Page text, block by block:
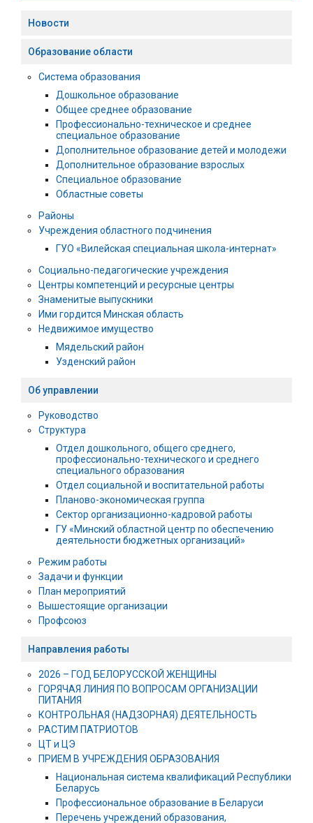
Новости
Образование области
Система образования
Дошкольное образование
Общее среднее образование
Профессионально-техническое и среднее
специальное образование
Дополнительное образование детей и молодежи
Дополнительное образование взрослых
Специальное образование
Областные советы
Районы
Учреждения областного подчинения
ГУО «Вилейская специальная школа-интернат»
Социально-педагогические учреждения
Центры компетенций и ресурсные центры
Знаменитые выпускники
Ими гордится Минская область
Недвижимое имущество
Мядельский район
Узденский район
Об управлении
Руководство
Структура
Отдел дошкольного, общего среднего,
профессионально-технического и среднего
специального образования
Отдел социальной и воспитательной работы
Планово-экономическая группа
Сектор организационно-кадровой работы
ГУ «Минский областной центр по обеспечению
деятельности бюджетных организаций»
Режим работы
Задачи и функции
План мероприятий
Вышестоящие организации
Профсоюз
Направления работы
2026 – ГОД БЕЛОРУССКОЙ ЖЕНЩИНЫ
ГОРЯЧАЯ ЛИНИЯ ПО ВОПРОСАМ ОРГАНИЗАЦИИ
ПИТАНИЯ
КОНТРОЛЬНАЯ (НАДЗОРНАЯ) ДЕЯТЕЛЬНОСТЬ
РАСТИМ ПАТРИОТОВ
ЦТ и ЦЭ
ПРИЕМ В УЧРЕЖДЕНИЯ ОБРАЗОВАНИЯ
Национальная система квалификаций Республики
Беларусь
Профессиональное образование в Беларуси
Перечень учреждений образования,